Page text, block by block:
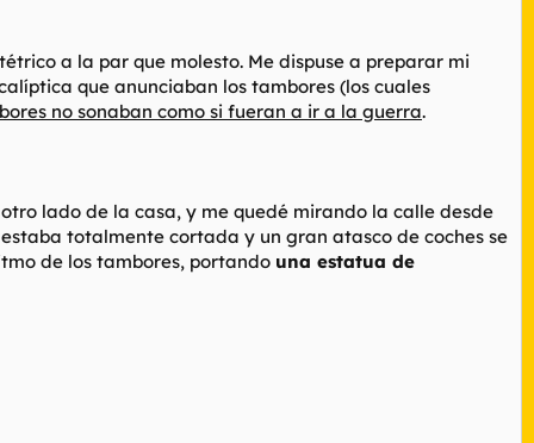
a la par que molesto. Me dispuse a preparar mi
que anunciaban los tambores (los cuales
no sonaban como si fueran a ir a la guerra.
lado de la casa, y me quedé mirando la calle desde
totalmente cortada y un gran atasco de coches se
de los tambores, portando una estatua de